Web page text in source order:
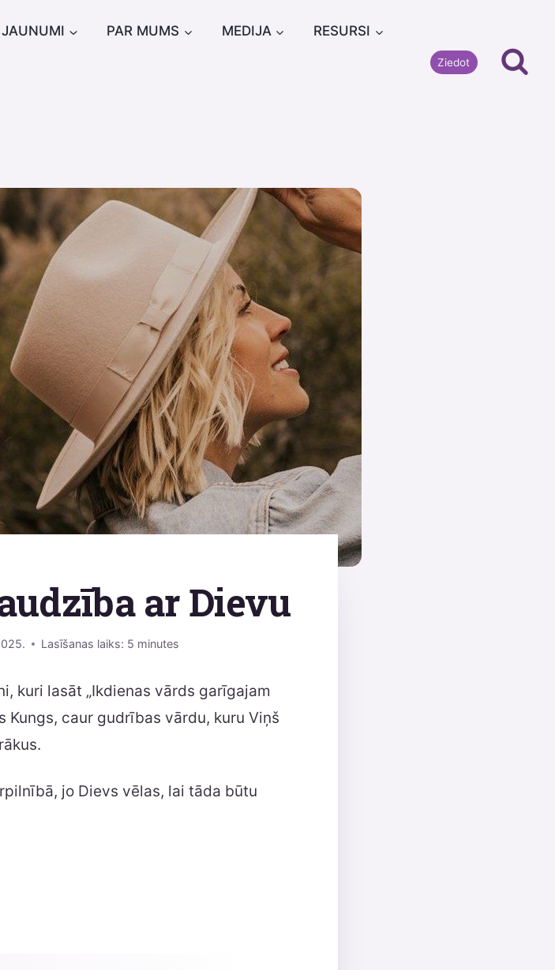
JAUNUMI PAR MUMS MEDIJA RESURSI
Ziedot
ar Dievu
Lasīšanas laiks: 5 minutes
kuri lasāt „Ikdienas vārds garīgajam
Kungs, caur gudrības vārdu, kuru Viņš
jo Dievs vēlas, lai tāda būtu